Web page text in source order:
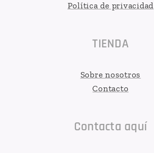
Política de privacidad
TIENDA
Sobre nosotros
Contacto
Contacta aquí